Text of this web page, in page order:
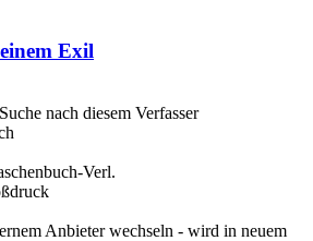
Exil
Suche nach diesem Verfasser
Verl.
Anbieter wechseln - wird in neuem